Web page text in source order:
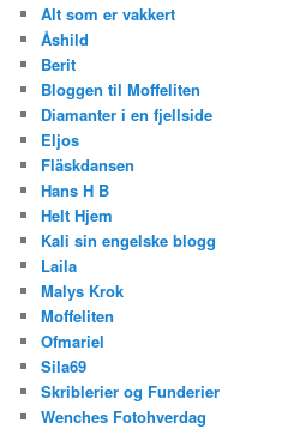
Alt som er vakkert
Åshild
Berit
Bloggen til Moffeliten
Diamanter i en fjellside
Eljos
Fläskdansen
Hans H B
Helt Hjem
Kali sin engelske blogg
Laila
Malys Krok
Moffeliten
Ofmariel
Sila69
Skriblerier og Funderier
Wenches Fotohverdag